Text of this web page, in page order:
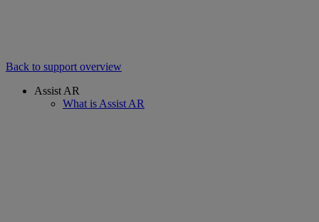
Back to support overview
Assist AR
What is Assist AR